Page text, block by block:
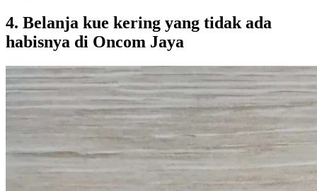
4. Belanja kue kering yang tidak ada
habisnya di Oncom Jaya